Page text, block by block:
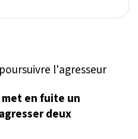
en fuite un
deux